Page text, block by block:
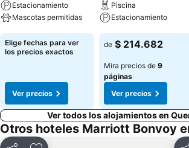
Estacionamiento
Mascotas permitidas
Ver precios
Elige fechas para ver
los precios exactos
Ver precios
Piscina
Estacionamiento
Ver precios
de $ 214.682
Mira precios de 9
páginas
Ver precios
Ver todos los alojamientos en
Otros hoteles Marriott Bonvoy